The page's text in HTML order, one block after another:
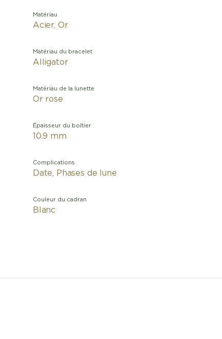
Matériau
Acier, Or
Matériau du bracelet
Alligator
Matériau de la lunette
Or rose
Épaisseur du boîtier
10.9 mm
Complications
Date, Phases de lune
Couleur du cadran
Blanc